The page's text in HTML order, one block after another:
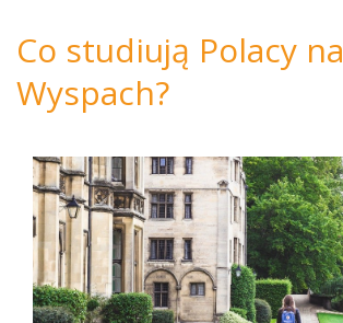
Co studiują Polacy na
Wyspach?